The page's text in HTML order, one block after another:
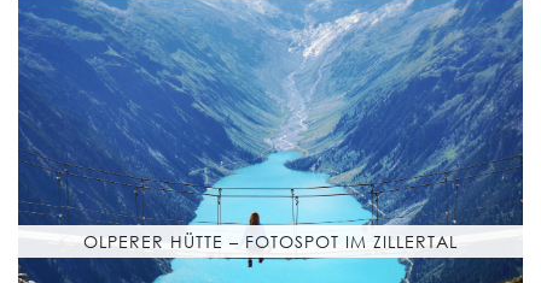
OLPERER HÜTTE – FOTOSPOT IM ZILLERTAL